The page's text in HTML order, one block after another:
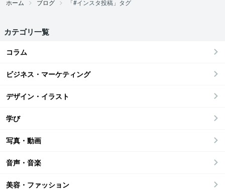
ホーム ブログ 「#インスタ投稿」タグ
カテゴリ一覧
コラム
ビジネス・マーケティング
デザイン・イラスト
学び
写真・動画
音声・音楽
美容・ファッション